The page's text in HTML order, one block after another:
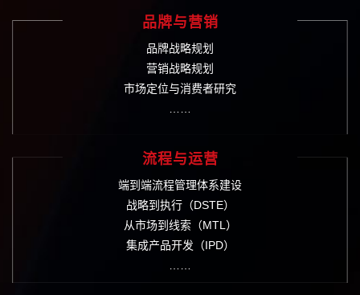
品牌与营销
品牌战略规划
营销战略规划
市场定位与消费者研究
流程与运营
端到端流程管理体系建设
战略到执行（DSTE）
从市场到线索（MTL）
集成产品开发（IPD）